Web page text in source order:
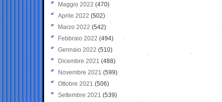
Maggio 2022 (470)
Aprile 2022 (502)
Marzo 2022 (542)
Febbraio 2022 (494)
Gennaio 2022 (510)
Dicembre 2021 (488)
Novembre 2021 (599)
Ottobre 2021 (506)
Settembre 2021 (539)